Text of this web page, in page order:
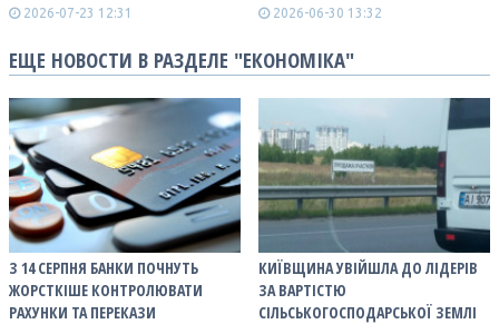
2026-07-23 12:31 2026-06-30 13:32
ЕЩЕ НОВОСТИ В РАЗДЕЛЕ "ЕКОНОМІКА"
З 14 СЕРПНЯ БАНКИ ПОЧНУТЬ
ЖОРСТКІШЕ КОНТРОЛЮВАТИ
РАХУНКИ ТА ПЕРЕКАЗИ
КИЇВЩИНА УВІЙШЛА ДО ЛІДЕРІВ
ЗА ВАРТІСТЮ
СІЛЬСЬКОГОСПОДАРСЬКОЇ ЗЕМЛІ